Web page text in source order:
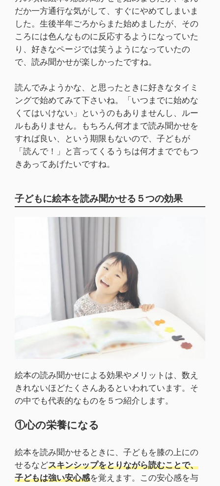
だか一方通行な気がして、すぐにやめてしまいま
した。生後半年ごろからまた始めましたが、その
ころには色んなものに反応するようになっていた
り、好きなページでは笑うようになっていたの
で、読み聞かせが楽しかったですね。
読んでみようかな、と思ったときに好きなタイミ
ングで始めてみて下さいね。「いつまでに始めな
くてはいけない」というのもありませんし、ルー
ルもありません。もちろん何才まで読み聞かせを
すれば良い、という期限もないので、子どもが
「読んで！」と言ってくるうちは何才まででもつ
きあってあげたいですね。
子どもに絵本を読み聞かせる５つの効果
絵本の読み聞かせによる効果やメリットは、数え
きれないほどたくさんあるといわれています。そ
の中でも代表的なものを５つ紹介します。
①心の栄養になる
絵本を読み聞かせるときに、子どもを膝の上にの
せるなどスキンシップをとりながら読むことで、
子どもは強い安心感を覚えます。この安心感を与